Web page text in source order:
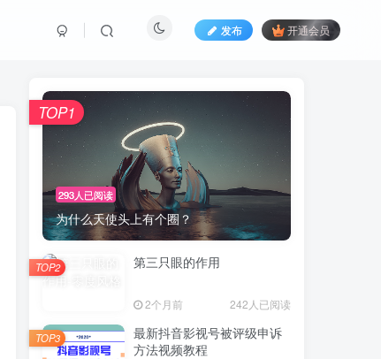
发布 开通会员
293人已阅读
为什么天使头上有个圈？
TOP1
第三只眼的作用
2个月前 242人已阅读
TOP2
最新抖音影视号被评级申诉
方法视频教程
TOP3